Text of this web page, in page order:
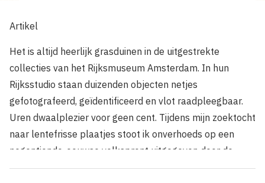
Artikel
Het is altijd heerlijk grasduinen in de uitgestrekte
collecties van het Rijksmuseum Amsterdam. In hun
Rijksstudio staan duizenden objecten netjes
gefotografeerd, geïdentificeerd en vlot raadpleegbaar.
Uren dwaalplezier voor geen cent. Tijdens mijn zoektocht
naar lentefrisse plaatjes stoot ik onverhoeds op een
negentiende-eeuwse volksprent uitgegeven door de
Turnhoutse drukkerij Brepols & Dierckx Zoon. Een groot